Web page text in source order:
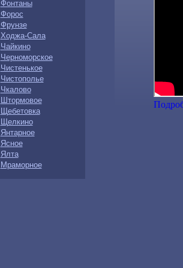
Фонтаны
Форос
Фрунзе
Ходжа-Сала
Чайкино
Черноморское
Чистенькое
Чистополье
Чкалово
Штормовое
Щебетовка
Щелкино
Янтарное
Ясное
Ялта
Мраморное